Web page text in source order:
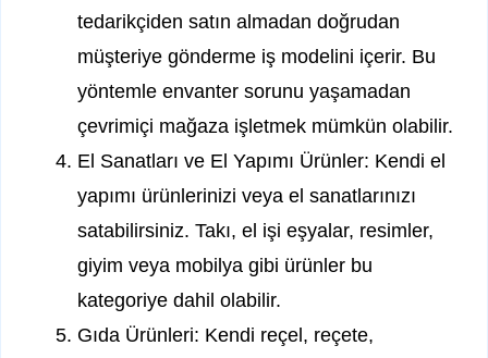
tedarikçiden satın almadan doğrudan
müşteriye gönderme iş modelini içerir. Bu
yöntemle envanter sorunu yaşamadan
çevrimiçi mağaza işletmek mümkün olabilir.
El Sanatları ve El Yapımı Ürünler: Kendi el
yapımı ürünlerinizi veya el sanatlarınızı
satabilirsiniz. Takı, el işi eşyalar, resimler,
giyim veya mobilya gibi ürünler bu
kategoriye dahil olabilir.
Gıda Ürünleri: Kendi reçel, reçete,